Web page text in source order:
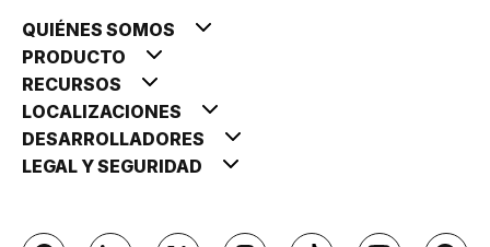
QUIÉNES SOMOS
PRODUCTO
RECURSOS
LOCALIZACIONES
DESARROLLADORES
LEGAL Y SEGURIDAD